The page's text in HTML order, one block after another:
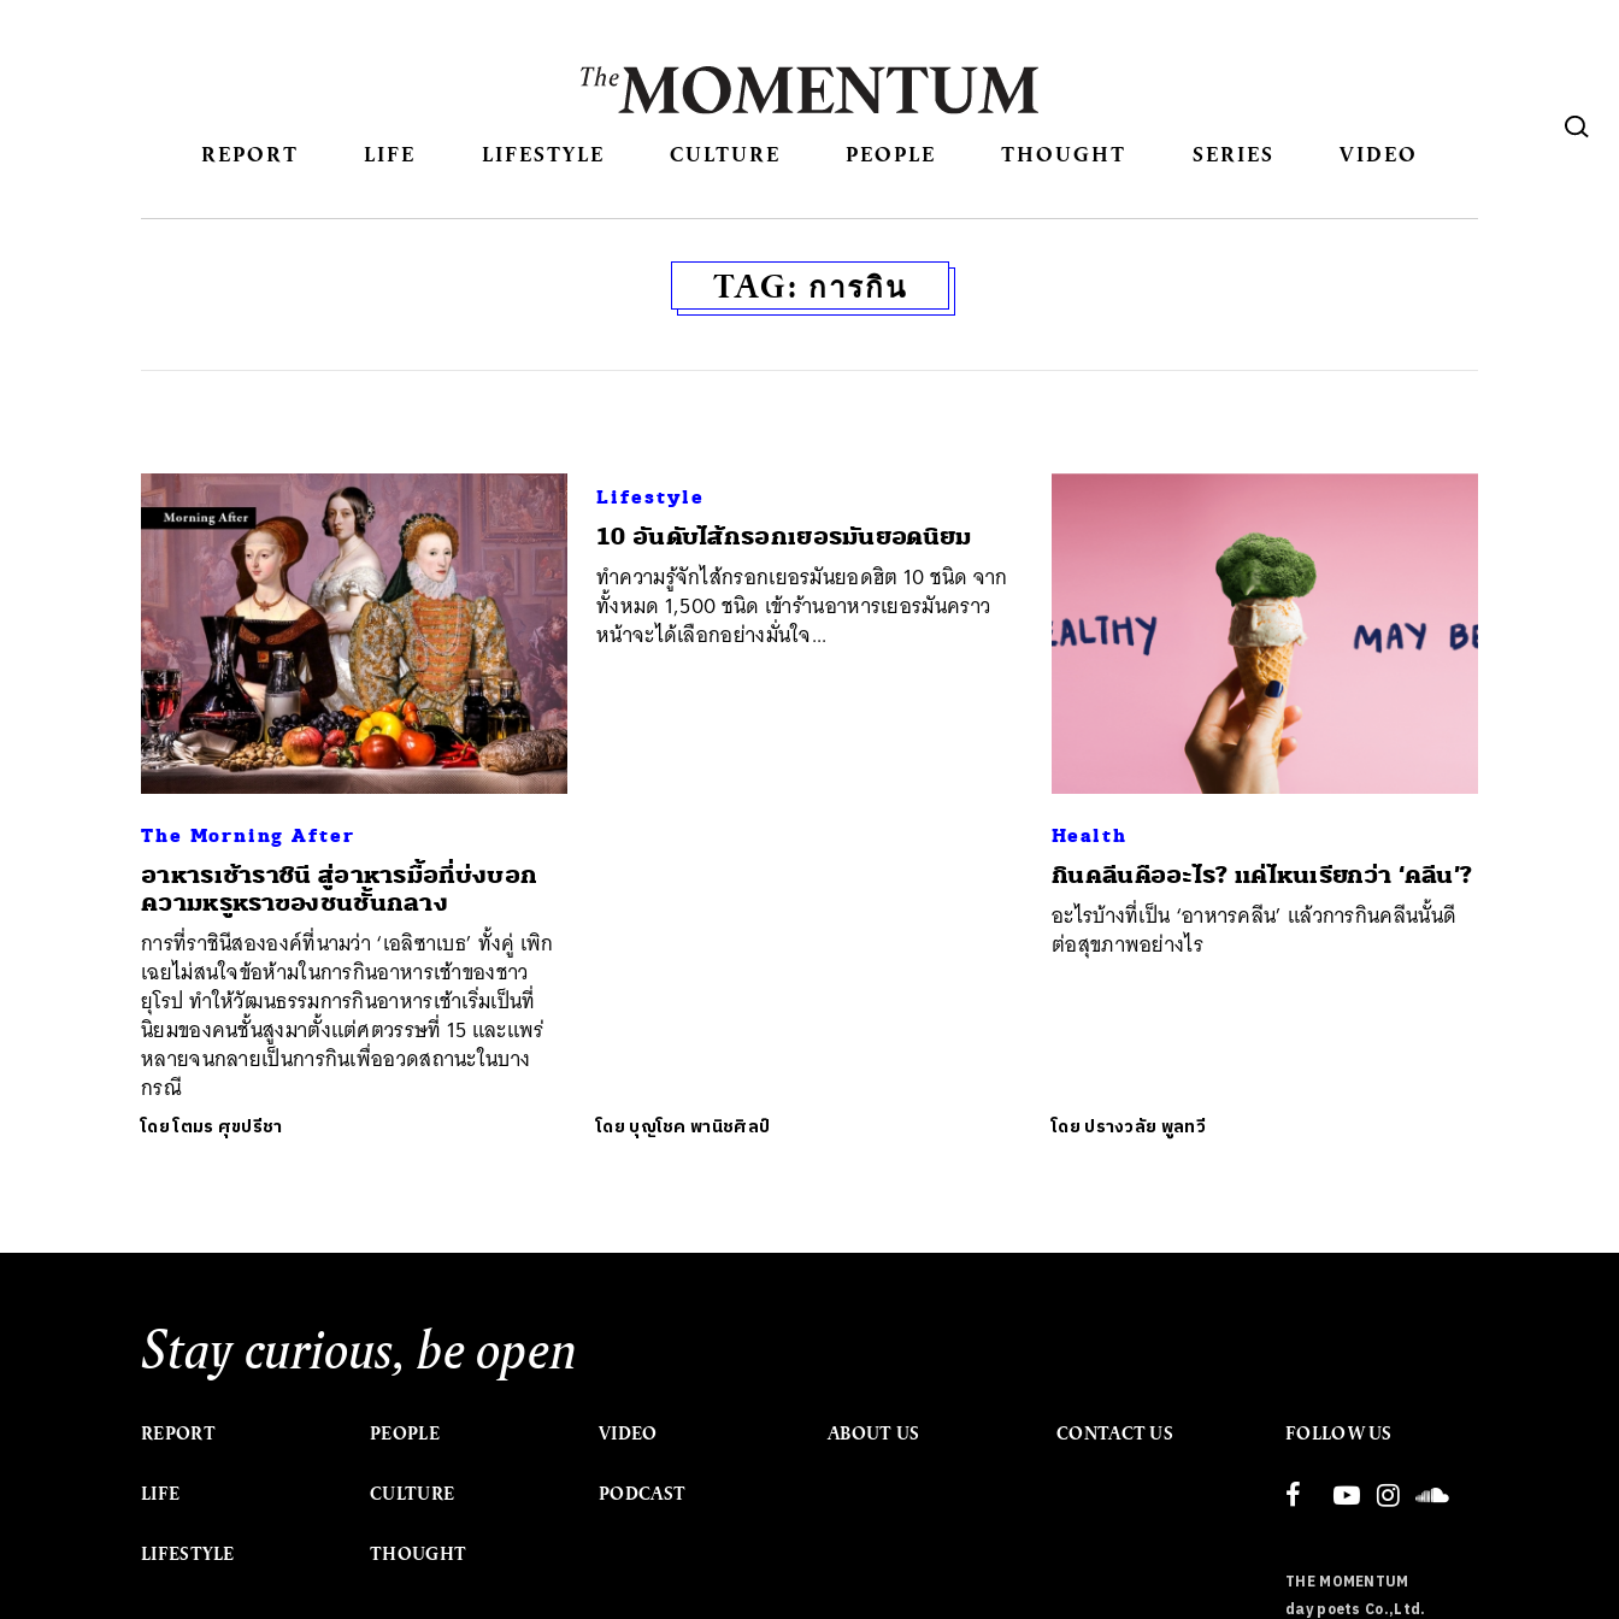
REPORT LIFE LIFESTYLE CULTURE PEOPLE THOUGHT SERIES VIDEO
TAG: การกิน
The Morning After
อาหารเช้าราชินี สู่อาหารมื้อที่บ่งบอก
ความหรูหราของชนชั้นกลาง
การที่ราชินีสององค์ที่นามว่า ‘เอลิซาเบธ’ ทั้งคู่ เพิก
เฉยไม่สนใจข้อห้ามในการกินอาหารเช้าของชาว
ยุโรป ทำให้วัฒนธรรมการกินอาหารเช้าเริ่มเป็นที่
นิยมของคนชั้นสูงมาตั้งแต่ศตวรรษที่ 15 และแพร่
หลายจนกลายเป็นการกินเพื่ออวดสถานะในบาง
กรณี
โดยโตมร ศุขปรีชา
Lifestyle
10 อันดับไส้กรอกเยอรมันยอดนิยม
ทำความรู้จักไส้กรอกเยอรมันยอดฮิต 10 ชนิด จาก
ทั้งหมด 1,500 ชนิด เข้าร้านอาหารเยอรมันคราว
หน้าจะได้เลือกอย่างมั่นใจ...
โดย บุญโชค พานิชศิลป์
Health
​กินคลีนคืออะไร? แค่ไหนเรียกว่า ‘คลีน’?
อะไรบ้างที่เป็น ‘อาหารคลีน’ แล้วการกินคลีนนั้นดี
ต่อสุขภาพอย่างไร
โดย ปรางวลัย พูลทวี
Stay curious, be open
REPORT
LIFE
LIFESTYLE
PEOPLE
CULTURE
THOUGHT
VIDEO
PODCAST
ABOUT US CONTACT US FOLLOW US
THE MOMENTUM
day poets Co.,Ltd.